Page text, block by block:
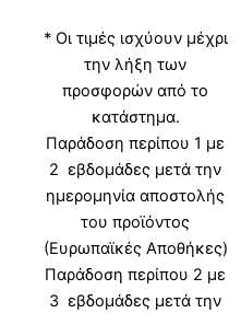
* Οι τιμές ισχύουν μέχρι
την λήξη των
προσφορών από το
κατάστημα.
Παράδοση περίπου 1 με
2 εβδομάδες μετά την
ημερομηνία αποστολής
του προϊόντος
(Ευρωπαϊκές Αποθήκες)
Παράδοση περίπου 2 με
3 εβδομάδες μετά την